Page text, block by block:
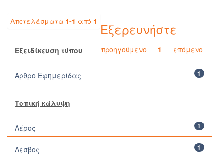
Αποτελέσματα 1-1 από 1
προηγούμενο 1 επόμενο
Εξερευνήστε
Εξειδίκευση τύπου
1
Άρθρο Εφημερίδας
Τοπική κάλυψη
1
Λέρος
1
Λέσβος